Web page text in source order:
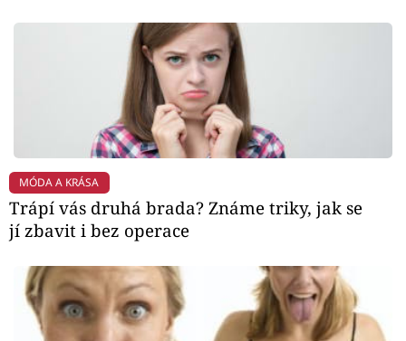
MÓDA A KRÁSA
Trápí vás druhá brada? Známe triky, jak se
jí zbavit i bez operace